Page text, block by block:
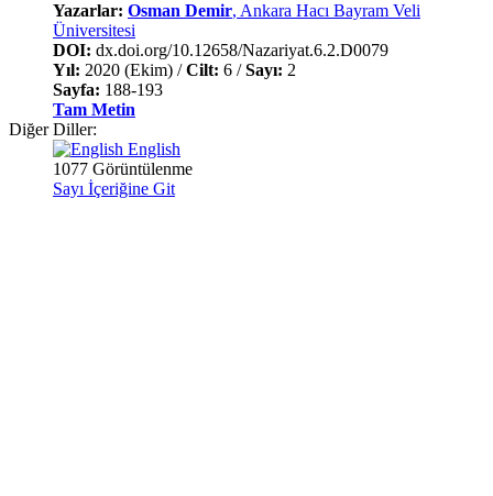
Yazarlar: Osman Demir, Ankara Hacı Bayram Veli
Üniversitesi
DOI: dx.doi.org/10.12658/Nazariyat.6.2.D0079
Yıl: 2020 (Ekim) /Cilt: 6 /Sayı: 2
Sayfa: 188-193
Tam Metin
Diğer Diller:
English
1077 Görüntülenme
Sayı İçeriğine Git